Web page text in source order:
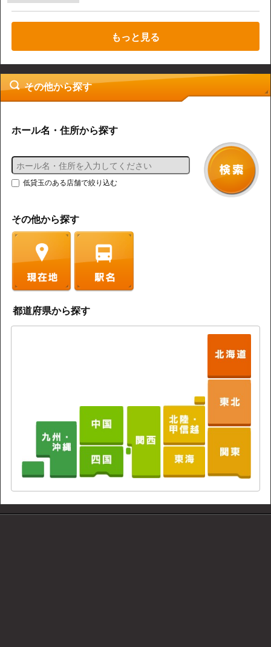
もっと見る
その他から探す
ホール名・住所から探す
低貸玉のある店舗で絞り込む
その他から探す
都道府県から探す